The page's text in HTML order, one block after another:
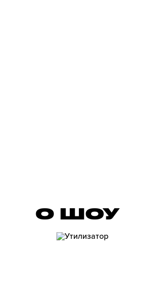
О ШОУ